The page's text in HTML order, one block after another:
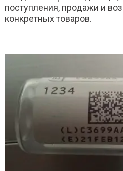
поступления, продажи и
конкретных товаров.